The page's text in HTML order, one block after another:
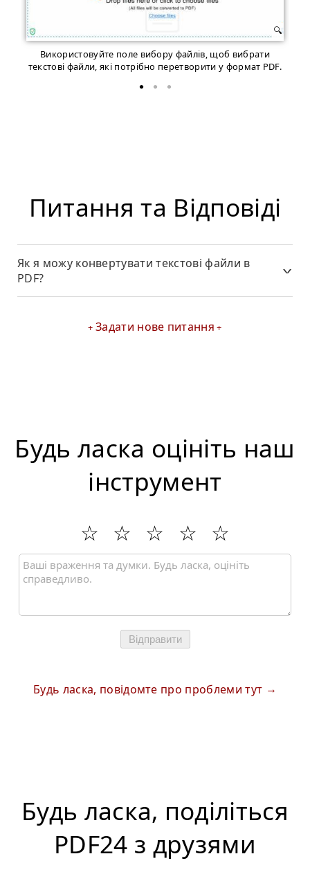
Використовуйте поле вибору файлів, щоб вибрати
текстові файли, якi потрібно перетворити у формат PDF.
Питання та Відповіді
Як я можу конвертувати текстові файли в
PDF?
Задати нове питання
Будь ласка оцініть наш
інструмент
Відправити
Будь ласка, повідомте про проблеми тут
Будь ласка, поділіться
PDF24 з друзями